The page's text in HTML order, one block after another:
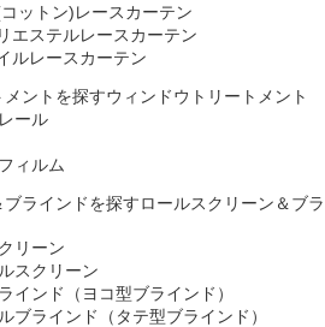
ットン)レースカーテン
エステルレースカーテン
ルレースカーテン
ウィンドウトリートメント
ール
ィルム
ロールスクリーン＆ブラ
リーン
スクリーン
インド（ヨコ型ブラインド）
ブラインド（タテ型ブラインド）